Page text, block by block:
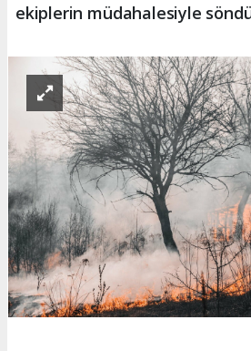
ekiplerin müdahalesiyle